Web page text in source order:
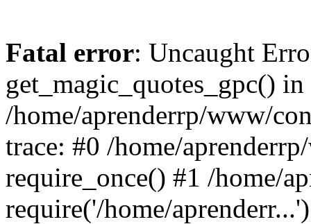
Fatal error: Uncaught
get_magic_quotes_gpc() in
/home/aprenderrp/www/
trace: #0 /home/
require_once() #1 /home/
require('/home/